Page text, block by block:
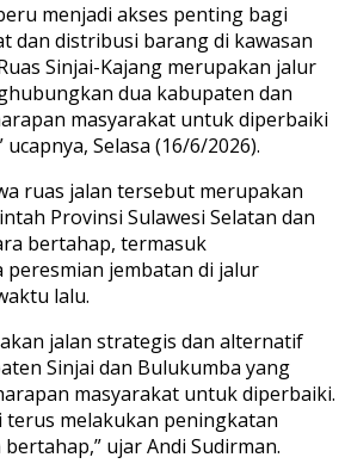
menjadi akses penting bagi
dan distribusi barang di kawasan
Sinjai-Kajang merupakan jalur
dua kabupaten dan
masyarakat untuk diperbaiki
Selasa (16/6/2026).
ruas jalan tersebut merupakan
Provinsi Sulawesi Selatan dan
bertahap, termasuk
jembatan di jalur
lalu.
jalan strategis dan alternatif
Sinjai dan Bulukumba yang
masyarakat untuk diperbaiki.
terus melakukan peningkatan
ujar Andi Sudirman.